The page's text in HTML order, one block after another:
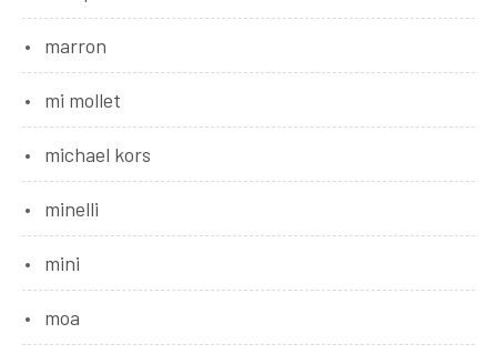
marron
mi mollet
michael kors
minelli
mini
moa